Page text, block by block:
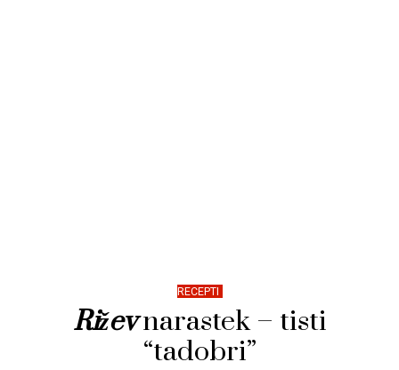
RECEPTI
Riževnarastek – tisti
“tadobri”